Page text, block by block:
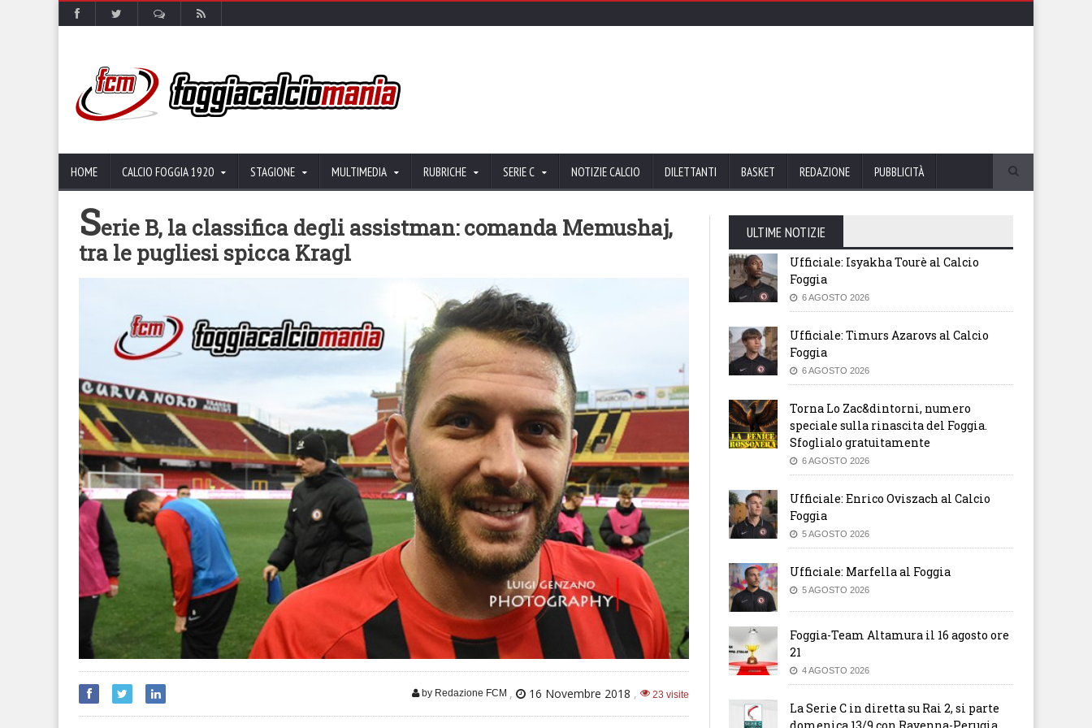
HOME CALCIO FOGGIA 1920 STAGIONE MULTIMEDIA RUBRICHE SERIE C NOTIZIE CALCIO DILETTANTI BASKET REDAZIONE PUBBLICITÀ
Serie B, la classifica degli assistman: comanda Memushaj,
tra le pugliesi spicca Kragl
by Redazione FCM , 16 Novembre 2018 , 23 visite
ULTIME NOTIZIE
Ufficiale: Isyakha Tourè al Calcio
Foggia
6 AGOSTO 2026
Ufficiale: Timurs Azarovs al Calcio
Foggia
6 AGOSTO 2026
Torna Lo Zac&dintorni, numero
speciale sulla rinascita del Foggia.
Sfoglialo gratuitamente
6 AGOSTO 2026
Ufficiale: Enrico Oviszach al Calcio
Foggia
5 AGOSTO 2026
Ufficiale: Marfella al Foggia
5 AGOSTO 2026
Foggia-Team Altamura il 16 agosto ore
21
4 AGOSTO 2026
La Serie C in diretta su Rai 2, si parte